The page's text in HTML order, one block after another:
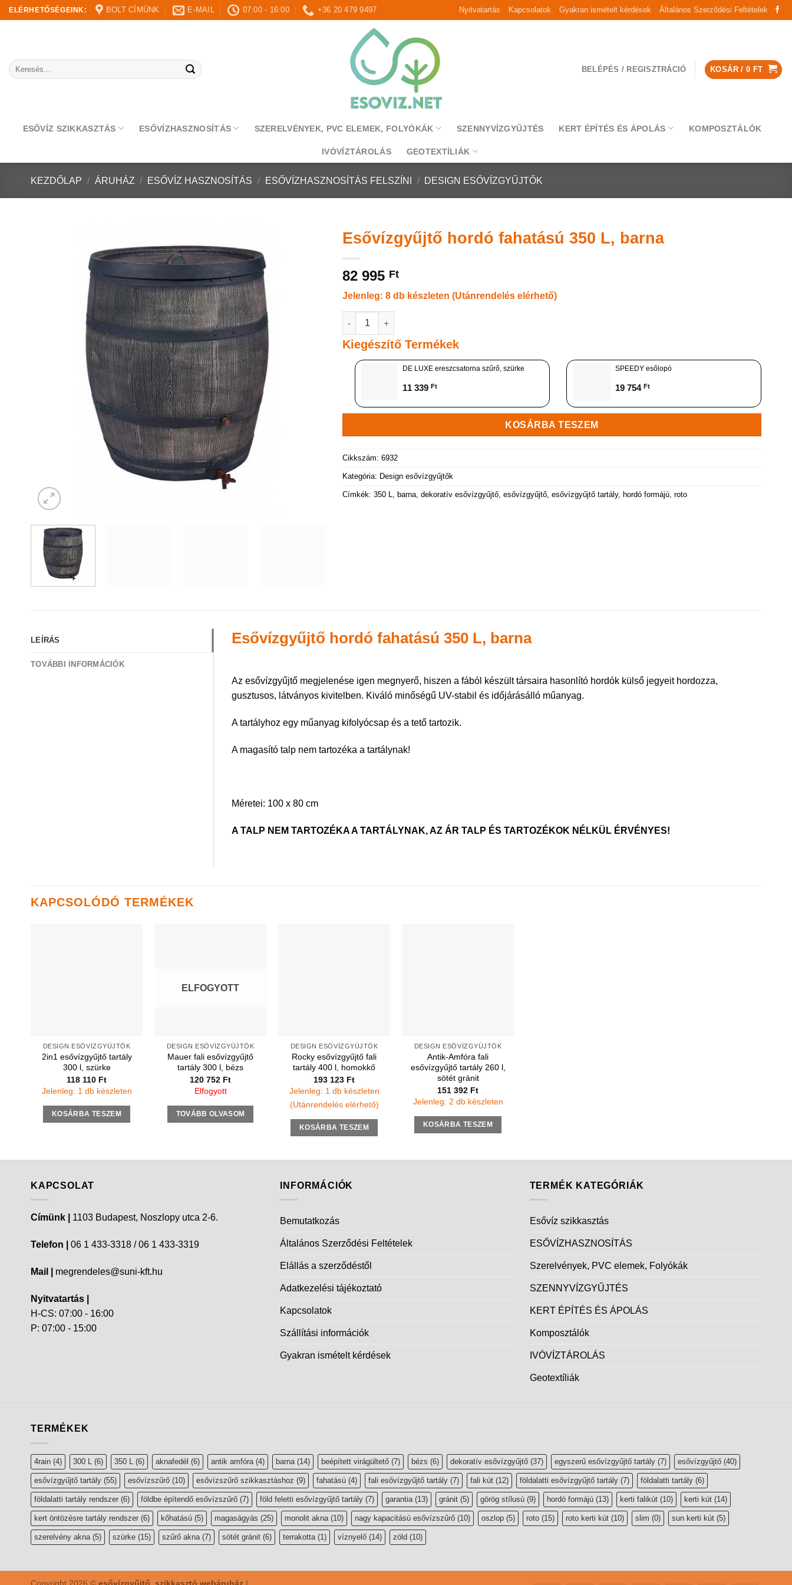
Skip
to
ELÉRHETŐSÉGEINK: BOLT CÍMÜNK E-MAIL 07:00 - 16:00 +36 20 479 9497 Nyitvatartás Kapcsolatok Gyakran ismételt kérdések Általános Szerződési Feltételek
Keresés
a
BELÉPÉS / REGISZTRÁCIÓ KOSÁR /0 FT
ESŐVÍZ SZIKKASZTÁS ESŐVÍZHASZNOSÍTÁS SZERELVÉNYEK, PVC ELEMEK, FOLYÓKÁK SZENNYVÍZGYŰJTÉS KERT ÉPÍTÉS ÉS ÁPOLÁS KOMPOSZTÁLÓK
IVÓVÍZTÁROLÁS GEOTEXTÍLIÁK
KEZDŐLAP / ÁRUHÁZ / ESŐVÍZ HASZNOSÍTÁS / ESŐVÍZHASZNOSÍTÁS FELSZÍNI / DESIGN ESŐVÍZGYŰJTŐK
Esővízgyűjtő hordó fahatású 350 L, barna
82 995 Ft
Jelenleg: 8 db készleten (Utánrendelés elérhető)
Esővízgyűjtő hordó fahatású 350 L, barna mennyiség
Kiegészítő Termékek
DE LUXE ereszcsatorna szűrő, szürke
11 339 Ft
SPEEDY esőlopó
19 754 Ft
KOSÁRBA TESZEM
Cikkszám:6932
Kategória: Design esővízgyűjtők
Címkék:350 L ,barna ,dekoratív esővízgyűjtő ,esővízgyűjtő ,esővízgyűjtő tartály,hordó formájú ,roto
LEÍRÁS
TOVÁBBI INFORMÁCIÓK
Esővízgyűjtő hordó fahatású 350 L, barna
Az esővízgyűjtő megjelenése igen megnyerő, hiszen a fából készült társaira hasonlító hordók külső jegyeit hordozza,
gusztusos, látványos kivitelben. Kiváló minőségű UV-stabil és időjárásálló műanyag.
A tartályhoz egy műanyag kifolyócsap és a tető tartozik.
A magasító talp nem tartozéka a tartálynak!
Méretei: 100 x 80 cm
A TALP NEM TARTOZÉKA A TARTÁLYNAK, AZ ÁR TALP ÉS TARTOZÉKOK NÉLKÜL ÉRVÉNYES!
KAPCSOLÓDÓ TERMÉKEK
DESIGN ESŐVÍZGYŰJTŐK
2in1 esővízgyűjtő tartály
300 l, szürke
118 110 Ft
Jelenleg: 1 db készleten
KOSÁRBA TESZEM
ELFOGYOTT
DESIGN ESŐVÍZGYŰJTŐK
Mauer fali esővízgyűjtő
tartály 300 l, bézs
120 752 Ft
Elfogyott
TOVÁBB OLVASOM
DESIGN ESŐVÍZGYŰJTŐK
Rocky esővízgyűjtő fali
tartály 400 l, homokkő
193 123 Ft
Jelenleg: 1 db készleten
(Utánrendelés elérhető)
KOSÁRBA TESZEM
DESIGN ESŐVÍZGYŰJTŐK
Antik-Amfóra fali
esővízgyűjtő tartály 260 l,
sötét gránit
151 392 Ft
Jelenleg: 2 db készleten
KOSÁRBA TESZEM
KAPCSOLAT
Címünk | 1103 Budapest, Noszlopy utca 2-6.
Telefon | 06 1 433-3318 / 06 1 433-3319
Mail | megrendeles@suni-kft.hu
Nyitvatartás |
H-CS: 07:00 - 16:00
P: 07:00 - 15:00
INFORMÁCIÓK
Bemutatkozás
Általános Szerződési Feltételek
Elállás a szerződéstől
Adatkezelési tájékoztató
Kapcsolatok
Szállítási információk
Gyakran ismételt kérdések
TERMÉK KATEGÓRIÁK
Esővíz szikkasztás
ESŐVÍZHASZNOSÍTÁS
Szerelvények, PVC elemek, Folyókák
SZENNYVÍZGYŰJTÉS
KERT ÉPÍTÉS ÉS ÁPOLÁS
Komposztálók
IVÓVÍZTÁROLÁS
Geotextíliák
TERMÉKEK
4rain (4) 300 L (6) 350 L (6) aknafedél (6) antik amfóra(4) barna(14) beépített virágültető (7) bézs (6) dekoratív esővízgyűjtő (37) egyszerű esővízgyűjtő tartály (7) esővízgyűjtő (40)
esővízgyűjtő tartály (55) esővízszűrő (10) esővízszűrő szikkasztáshoz (9) fahatású (4) fali esővízgyűjtő tartály (7) fali kút (12) földalatti esővízgyűjtő tartály (7) földalatti tartály (6)
földalatti tartály rendszer (6) földbe építendő esővízszűrő (7) föld feletti esővízgyűjtő tartály (7) garantia(13) gránit (5) görög stílusú (9) hordó formájú (13) kerti falikút (10) kerti kút (14)
kert öntözésre tartály rendszer (6) kőhatású (5) magaságyás (25) monolit akna(10) nagy kapacitású esővízszűrő (10) oszlop (5) roto (15) roto kerti kút (10) slim (0) sun kerti kút (5)
szerelvény akna(5) szürke (15) szűrő akna(7) sötét gránit (6) terrakotta(1) víznyelő (14) zöld (10)